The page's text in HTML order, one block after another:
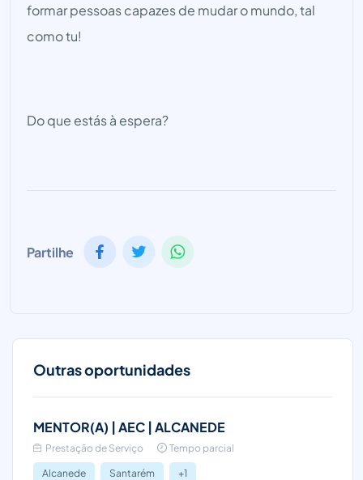
formar pessoas capazes de mudar o mundo, tal
como tu!
Do que estás à espera?
Partilhe
Outras oportunidades
MENTOR(A) | AEC | ALCANEDE
Prestação de Serviço Tempo parcial
Alcanede Santarém +1